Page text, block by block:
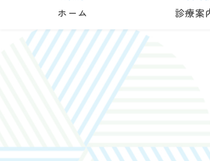
ホーム 診療案